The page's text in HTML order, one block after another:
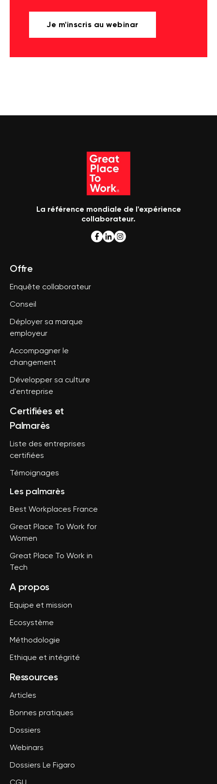
Je m'inscris au webinar
La référence mondiale de l'expérience
collaborateur.
Offre
Enquête collaborateur
Conseil
Déployer sa marque
employeur
Accompagner le
changement
Développer sa culture
d'entreprise
Certifiées et
Palmarès
Liste des entreprises
certifiées
Témoignages
Les palmarès
Best Workplaces France
Great Place To Work for
Women
Great Place To Work in
Tech
A propos
Equipe et mission
Ecosystème
Méthodologie
Ethique et intégrité
Ressources
Articles
Bonnes pratiques
Dossiers
Webinars
Dossiers Le Figaro